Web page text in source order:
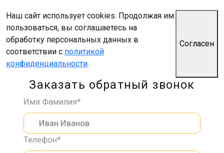
Наш сайт использует cookies. Продолжая им
пользоваться, вы соглашаетесь на
обработку персональных данных в
соответствии с политикой
конфиденциальности.
Согласен
Заказать обратный звонок
Имя Фамилия*
Телефон*